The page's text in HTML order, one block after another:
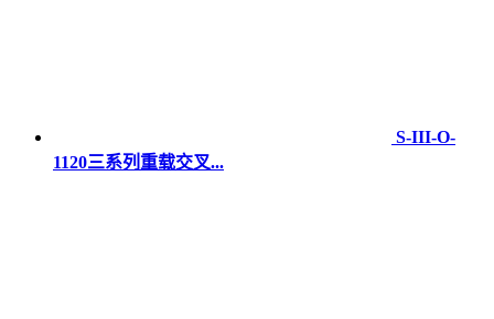
S-III-O-
1120三系列重载交叉...